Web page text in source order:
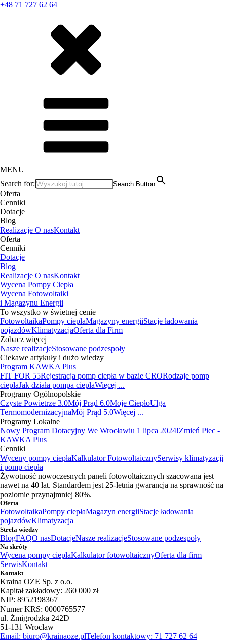
+48 71 727 62 64
MENU
Search for:
Search Button
Oferta
Cenniki
Dotacje
Blog
Realizacje O nasKontakt
Oferta
Cenniki
Dotacje
Blog
Realizacje O nasKontakt
Wycena Pompy Ciepła
Wycena Fotowoltaiki
i Magazynu Energii
To wszystko w świetnej cenie
FotowoltaikaPompy ciepłaMagazyny energiiStacje ładowania
pojazdówKlimatyzacjaOferta dla Firm
Zobacz więcej
Nasze realizacjeStosowane podzespoły
Ciekawe artykuły i dużo wiedzy
Program KAWKA Plus
FIT FOR 55Rejestracja pomp ciepła w bazie CRORodzaje pomp
ciepłaJak działa pompa ciepłaWięcej ...
Programy Ogólnopolskie
Czyste Powietrze 3.0Mój Prąd 6.0Moje CiepłoUlga
TermomodernizacyjnaMój Prąd 5.0Więcej ...
Programy Lokalne
Nowy Program Dotacyjny We Wrocławiu 1 lipca 2024!Zmień Piec -
KAWKA Plus
Cenniki
Wyceny pompy ciepłaKalkulator FotowoltaicznySerwisy klimatyzacji
i pomp ciepła
Żywotność nowoczesnych paneli fotowoltaicznych szacowana jest
nawet na 40 lat. Standardem jest 25-letnia gwarancja na sprawność na
poziomie przynajmniej 80%.
Oferta
FotowoltaikaPompy ciepłaMagazyn energiiStacje ładowania
pojazdówKlimatyzacja
Strefa wiedzy
BlogFAQO nasDotacjeNasze realizacjeStosowane podzespoły
Na skróty
Wycena pompy ciepłaKalkulator fotowoltaicznyOferta dla firm
SerwisKontakt
Kontakt
Kraina OZE Sp. z o.o.
Kapitał zakładowy: 260 000 zł
NIP: 8952198367
Numer KRS: 0000765577
ul. Żmigrodzka 242D
51-131 Wrocław
Email: biuro@krainaoze.plTelefon kontaktowy: 71 727 62 64